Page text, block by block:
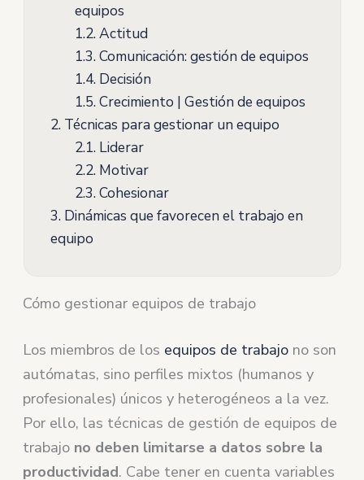
equipos
1.2.Actitud
1.3.Comunicación: gestión de equipos
1.4.Decisión
1.5.Crecimiento | Gestión de equipos
2.Técnicas para gestionar un equipo
2.1.Liderar
2.2.Motivar
2.3.Cohesionar
3.Dinámicas que favorecen el trabajo en
equipo
Cómo gestionar equipos de trabajo
Los miembros de los equipos de trabajo no son
autómatas, sino perfiles mixtos (humanos y
profesionales) únicos y heterogéneos a la vez.
Por ello, las técnicas de gestión de equipos de
trabajo no deben limitarse a datos sobre la
productividad. Cabe tener en cuenta variables